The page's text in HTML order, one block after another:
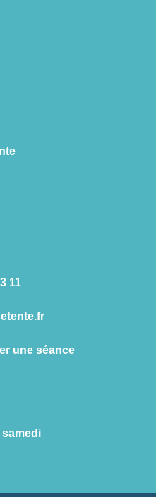
11
une séance